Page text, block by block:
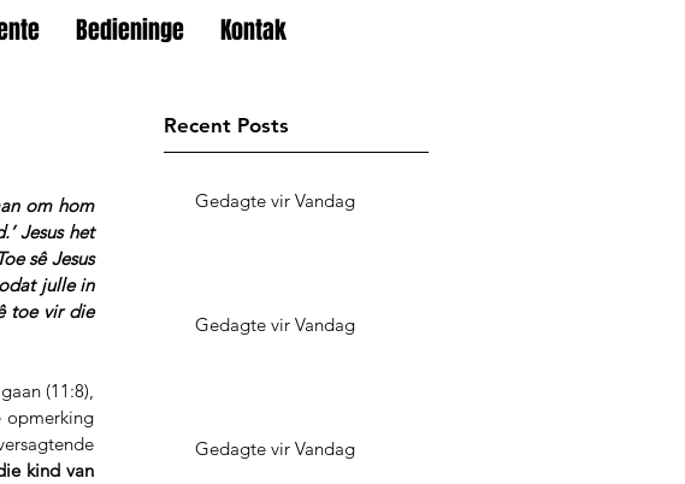
Bedieninge Kontak
om hom
Jesus het
sê Jesus
julle in
toe vir die
(11:8),
opmerking
kind van
Recent Posts
Gedagte vir Vandag
Gedagte vir Vandag
Gedagte vir Vandag